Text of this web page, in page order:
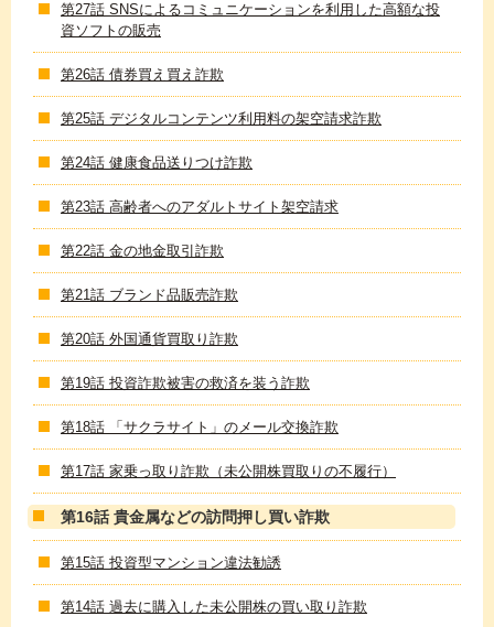
第27話 SNSによるコミュニケーションを利用した高額な投
資ソフトの販売
第26話 債券買え買え詐欺
第25話 デジタルコンテンツ利用料の架空請求詐欺
第24話 健康食品送りつけ詐欺
第23話 高齢者へのアダルトサイト架空請求
第22話 金の地金取引詐欺
第21話 ブランド品販売詐欺
第20話 外国通貨買取り詐欺
第19話 投資詐欺被害の救済を装う詐欺
第18話 「サクラサイト」のメール交換詐欺
第17話 家乗っ取り詐欺（未公開株買取りの不履行）
第16話 貴金属などの訪問押し買い詐欺
第15話 投資型マンション違法勧誘
第14話 過去に購入した未公開株の買い取り詐欺